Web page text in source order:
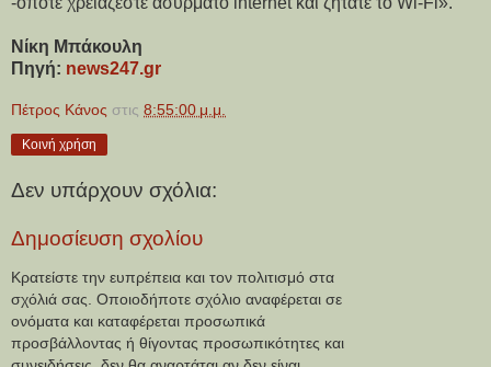
Νίκη Μπάκουλη
Πηγή: news247.gr
Πέτρος Κάνος στις 8:55:00 μ.μ.
Κοινή χρήση
Δεν υπάρχουν σχόλια:
Δημοσίευση σχολίου
Κρατείστε την ευπρέπεια και τον πολιτισμό στα
σχόλιά σας. Οποιοδήποτε σχόλιο αναφέρεται σε
ονόματα και καταφέρεται προσωπικά
προσβάλλοντας ή θίγοντας προσωπικότητες και